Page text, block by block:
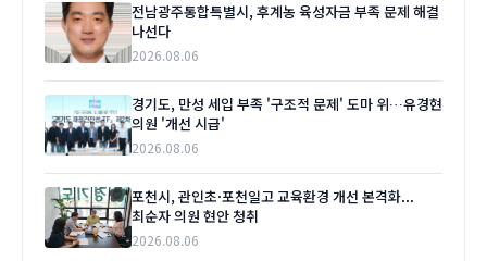
전남광주통합특별시, 후계농 육성자금 부족 문제 해결
나선다
2026.08.06
경기도, 만성 세입 부족 '구조적 문제' 도마 위…유경현
의원 '개선 시급'
2026.08.06
포천시, 관인초·포천일고 교육환경 개선 본격화...
최순자 의원 현안 청취
2026.08.06